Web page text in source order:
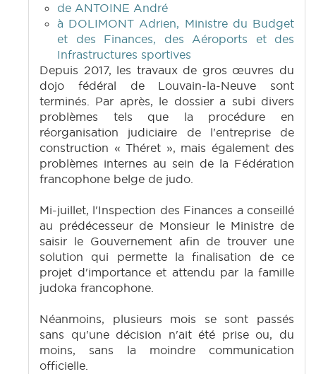
de ANTOINE André
à DOLIMONT Adrien, Ministre du Budget
et des Finances, des Aéroports et des
Infrastructures sportives
Depuis 2017, les travaux de gros œuvres du
dojo fédéral de Louvain-la-Neuve sont
terminés. Par après, le dossier a subi divers
problèmes tels que la procédure en
réorganisation judiciaire de l'entreprise de
construction « Théret », mais également des
problèmes internes au sein de la Fédération
francophone belge de judo.
Mi-juillet, l'Inspection des Finances a conseillé
au prédécesseur de Monsieur le Ministre de
saisir le Gouvernement afin de trouver une
solution qui permette la finalisation de ce
projet d'importance et attendu par la famille
judoka francophone.
Néanmoins, plusieurs mois se sont passés
sans qu'une décision n'ait été prise ou, du
moins, sans la moindre communication
officielle.